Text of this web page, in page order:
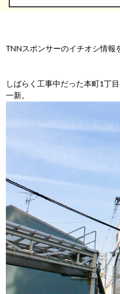
TNNスポンサーのイチオシ情報
しばらく工事中だった本町1丁
一新。